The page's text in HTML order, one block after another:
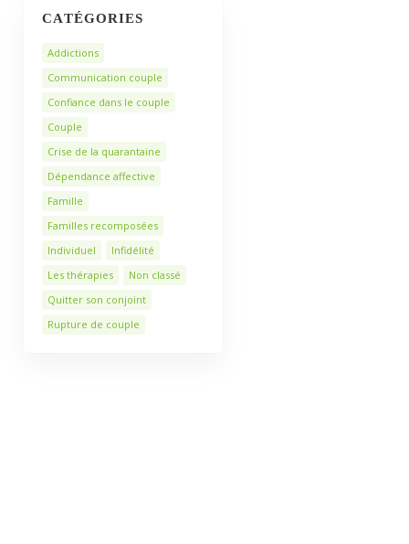
CATÉGORIES
Addictions
Communication couple
Confiance dans le couple
Couple
Crise de la quarantaine
Dépendance affective
Famille
Familles recomposées
Individuel
Infidélité
Les thérapies
Non classé
Quitter son conjoint
Rupture de couple